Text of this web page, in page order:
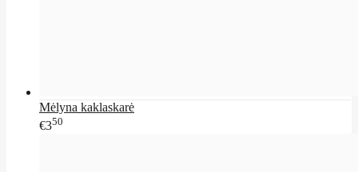
Mėlyna kaklaskarė
€350